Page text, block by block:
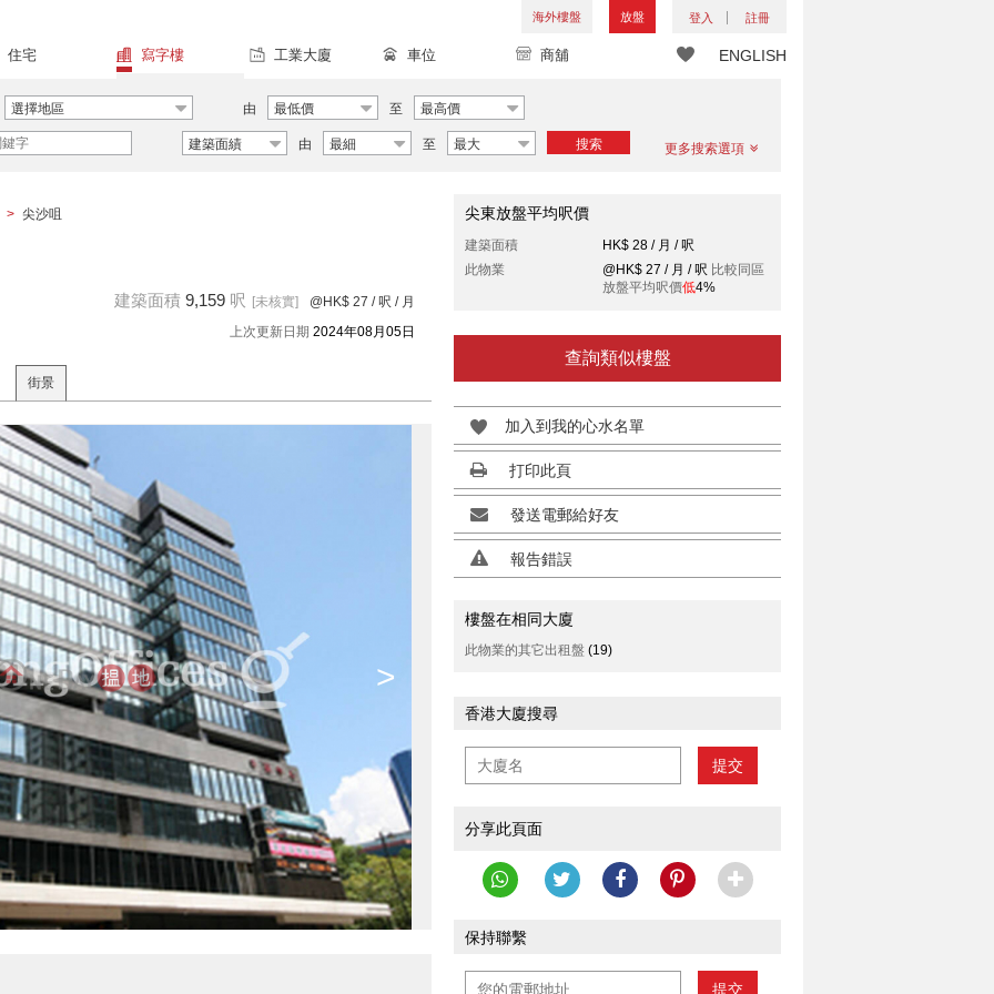
海外樓盤 放盤 登入 註冊
ENGLISH
住宅 寫字樓 工業大廈 車位 商舖
選擇地區 由 最低價 至 最高價
建築面績 由 最細 至 最大 搜索 更多搜索選項
> 尖沙咀
建築面積 9,159 呎 [未核實] @HK$ 27 / 呎 / 月
上次更新日期 2024年08月05日
街景
>
尖東放盤平均呎價
建築面積
HK$ 28 / 月 / 呎
此物業
@HK$ 27 / 月 / 呎 比較同區
放盤平均呎價低4%
查詢類似樓盤
加入到我的心水名單
打印此頁
發送電郵給好友
報告錯誤
樓盤在相同大廈
此物業的其它出租盤 (19)
香港大廈搜尋
提交
分享此頁面
保持聯繫
提交